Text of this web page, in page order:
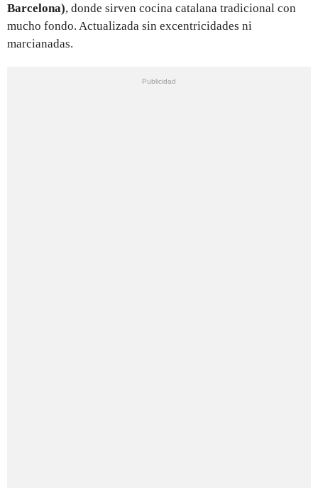
Barcelona), donde sirven cocina catalana tradicional con
mucho fondo. Actualizada sin excentricidades ni
marcianadas.